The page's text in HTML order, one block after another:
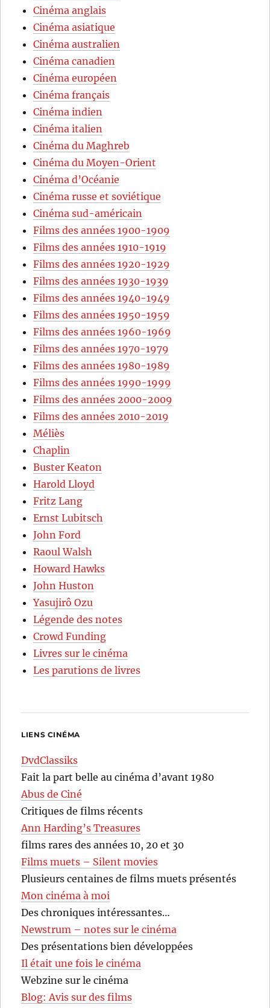
Cinéma anglais
Cinéma asiatique
Cinéma australien
Cinéma canadien
Cinéma européen
Cinéma français
Cinéma indien
Cinéma italien
Cinéma du Maghreb
Cinéma du Moyen-Orient
Cinéma d’Océanie
Cinéma russe et soviétique
Cinéma sud-américain
Films des années 1900-1909
Films des années 1910-1919
Films des années 1920-1929
Films des années 1930-1939
Films des années 1940-1949
Films des années 1950-1959
Films des années 1960-1969
Films des années 1970-1979
Films des années 1980-1989
Films des années 1990-1999
Films des années 2000-2009
Films des années 2010-2019
Méliès
Chaplin
Buster Keaton
Harold Lloyd
Fritz Lang
Ernst Lubitsch
John Ford
Raoul Walsh
Howard Hawks
John Huston
Yasujirô Ozu
Légende des notes
Crowd Funding
Livres sur le cinéma
Les parutions de livres
LIENS CINÉMA
DvdClassiks
Fait la part belle au cinéma d’avant 1980
Abus de Ciné
Critiques de films récents
Ann Harding’s Treasures
films rares des années 10, 20 et 30
Films muets – Silent movies
Plusieurs centaines de films muets présentés
Mon cinéma à moi
Des chroniques intéressantes…
Newstrum – notes sur le cinéma
Des présentations bien développées
Il était une fois le cinéma
Webzine sur le cinéma
Blog: Avis sur des films